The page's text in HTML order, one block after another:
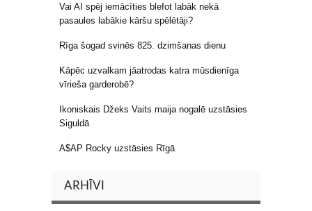
Vai AI spēj iemācīties blefot labāk nekā
pasaules labākie kāršu spēlētāji?
Rīga šogad svinēs 825. dzimšanas dienu
Kāpēc uzvalkam jāatrodas katra mūsdienīga
vīrieša garderobē?
Ikoniskais Džeks Vaits maija nogalē uzstāsies
Siguldā
A$AP Rocky uzstāsies Rīgā
ARHĪVI